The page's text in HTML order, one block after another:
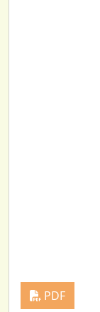
PDF